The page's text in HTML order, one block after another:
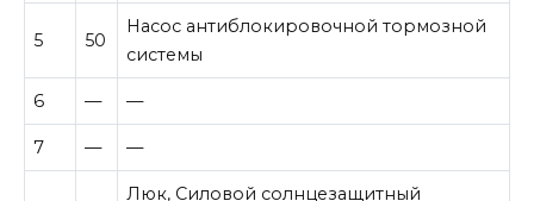
5 50
Насос антиблокировочной тормозной
системы
6 — —
7 — —
Люк, Силовой солнцезащитный